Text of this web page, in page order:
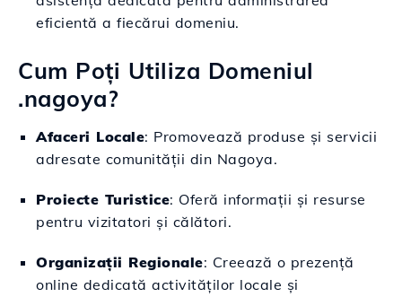
eficientă a fiecărui domeniu.
Cum Poți Utiliza Domeniul
.nagoya?
Afaceri Locale: Promovează produse și servicii
adresate comunității din Nagoya.
Proiecte Turistice: Oferă informații și resurse
pentru vizitatori și călători.
Organizații Regionale: Creează o prezență
online dedicată activităților locale și